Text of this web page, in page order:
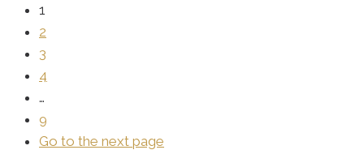
1
2
3
4
…
9
Go to the next page